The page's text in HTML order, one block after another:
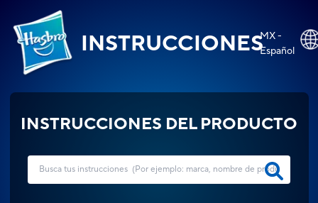
INSTRUCCIONESMX -
Español
INSTRUCCIONES DEL PRODUCTO